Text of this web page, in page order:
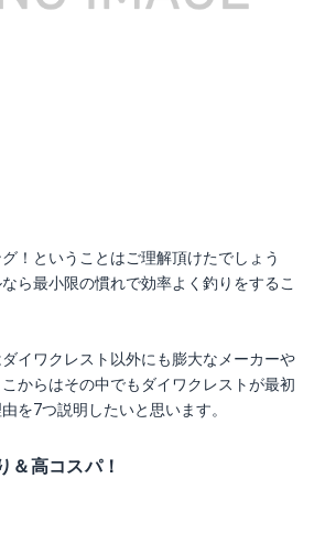
！ということはご理解頂けたでしょう
ら最小限の慣れで効率よく釣りをするこ
イワクレスト以外にも膨大なメーカーや
からはその中でもダイワクレストが最初
を7つ説明したいと思います。
高コスパ！